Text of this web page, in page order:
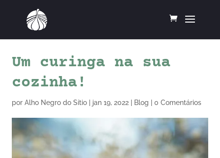
Um curinga na sua
cozinha!
por Alho Negro do Sítio jan 19, 2022 Blog 0 Comentários